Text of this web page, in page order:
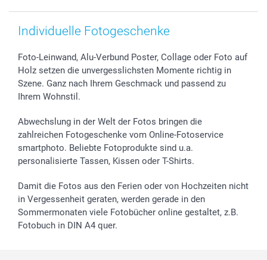
Individuelle Fotogeschenke
Foto-Leinwand, Alu-Verbund Poster, Collage oder Foto auf
Holz setzen die unvergesslichsten Momente richtig in
Szene. Ganz nach Ihrem Geschmack und passend zu
Ihrem Wohnstil.
Abwechslung in der Welt der Fotos bringen die
zahlreichen Fotogeschenke vom Online-Fotoservice
smartphoto. Beliebte Fotoprodukte sind u.a.
personalisierte Tassen, Kissen oder T-Shirts.
Damit die Fotos aus den Ferien oder von Hochzeiten nicht
in Vergessenheit geraten, werden gerade in den
Sommermonaten viele Fotobücher online gestaltet, z.B.
Fotobuch in DIN A4 quer.